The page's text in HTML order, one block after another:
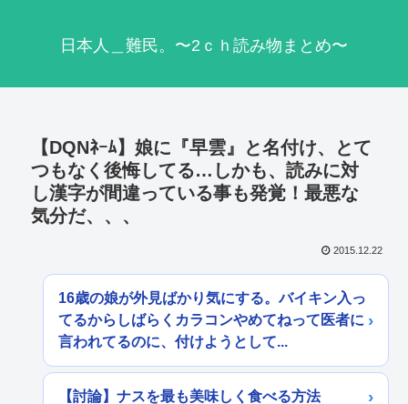
日本人＿難民。〜2ｃｈ読み物まとめ〜
【DQNﾈｰﾑ】娘に『早雲』と名付け、とて
つもなく後悔してる…しかも、読みに対
し漢字が間違っている事も発覚！最悪な
気分だ、、、
2015.12.22
16歳の娘が外見ばかり気にする。バイキン入っ
てるからしばらくカラコンやめてねって医者に
言われてるのに、付けようとして...
【討論】ナスを最も美味しく食べる方法